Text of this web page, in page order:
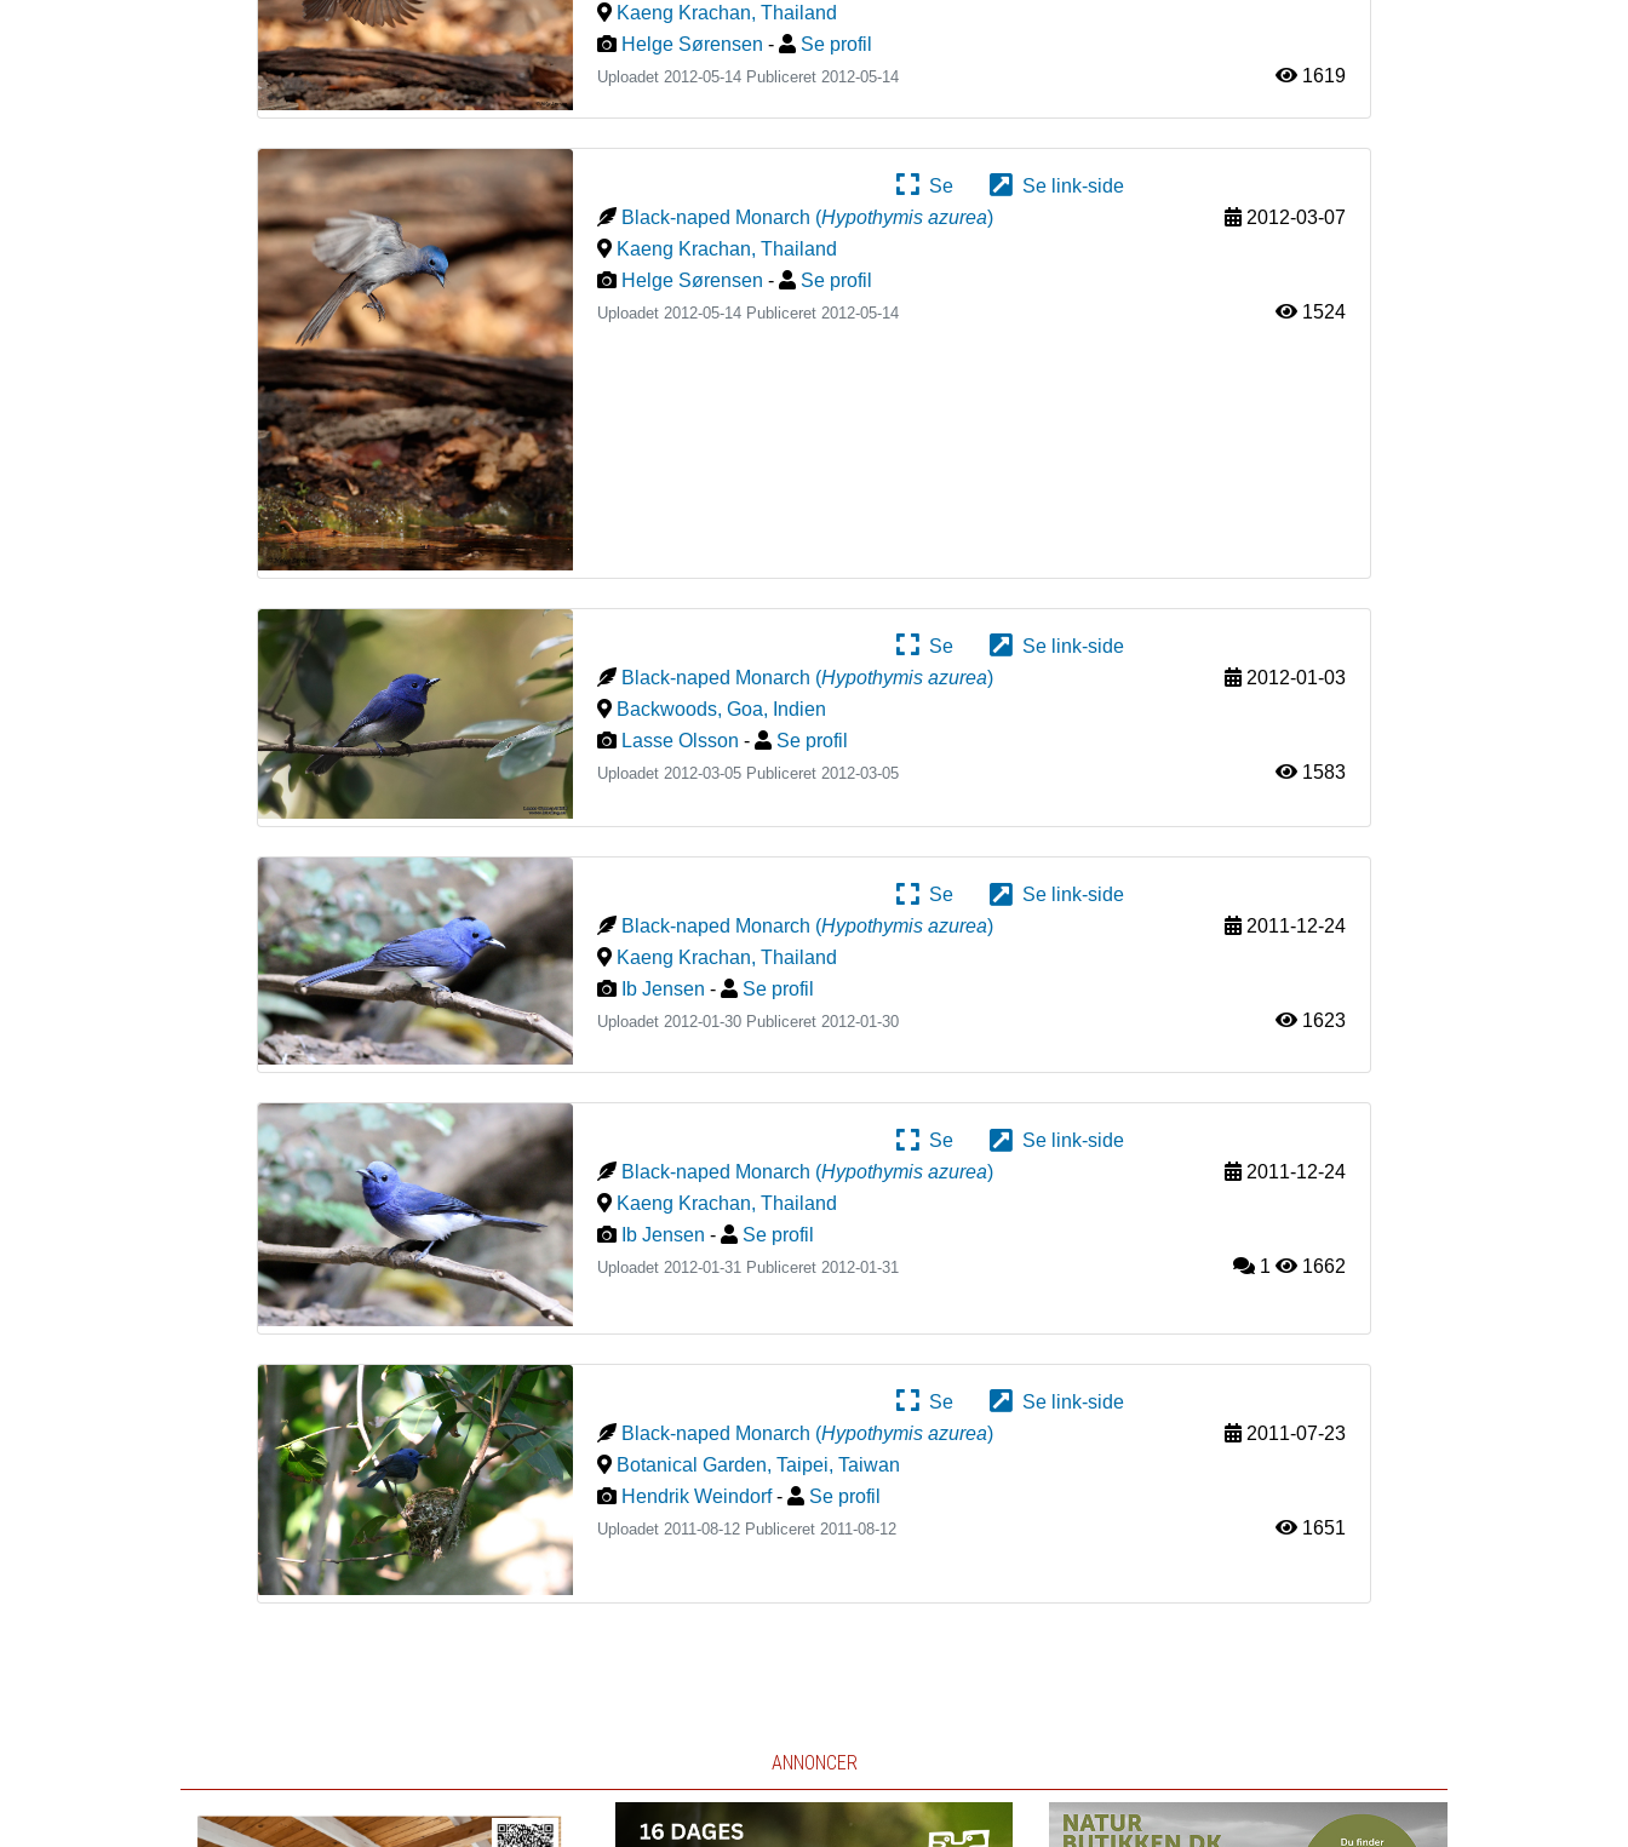
Kaeng Krachan,Thailand
Helge Sørensen - Se profil
Uploadet 2012-05-14 Publiceret 2012-05-14 1619
Se
Se link-side
Black-naped Monarch (Hypothymis azurea)
2012-03-07
Kaeng Krachan,Thailand
Helge Sørensen - Se profil
Uploadet 2012-05-14 Publiceret2012-05-14 1524
Se
Se link-side
Black-naped Monarch (Hypothymis azurea)
2012-01-03
Backwoods, Goa, Indien
Lasse Olsson - Se profil
Uploadet 2012-03-05 Publiceret2012-03-05 1583
Se
Se link-side
Black-naped Monarch (Hypothymis azurea)
2011-12-24
Kaeng Krachan,Thailand
Ib Jensen - Se profil
Uploadet 2012-01-30 Publiceret2012-01-30 1623
Se
Se link-side
Black-naped Monarch (Hypothymis azurea)
2011-12-24
Kaeng Krachan,Thailand
Ib Jensen - Se profil
Uploadet 2012-01-31 Publiceret2012-01-31 1 1662
Se
Se link-side
Black-naped Monarch (Hypothymis azurea)
2011-07-23
Botanical Garden, Taipei,Taiwan
Hendrik Weindorf - Se profil
Uploadet 2011-08-12 Publiceret 2011-08-12 1651
ANNONCER